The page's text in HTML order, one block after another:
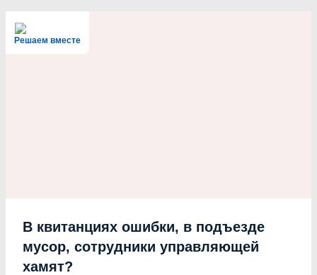
Решаем вместе
В квитанциях ошибки, в подъезде
мусор, сотрудники управляющей
хамят?